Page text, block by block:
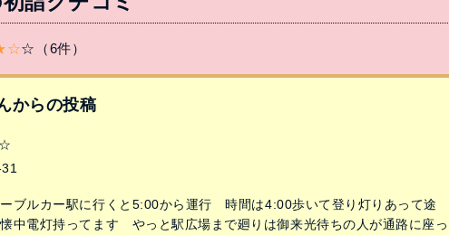
☆（6件）
からの投稿
ブルカー駅に行くと5:00から運行 時間は4:00歩いて登り灯りあって途
中電灯持ってます やっと駅広場まで廻りは御来光待ちの人が通路に座っ